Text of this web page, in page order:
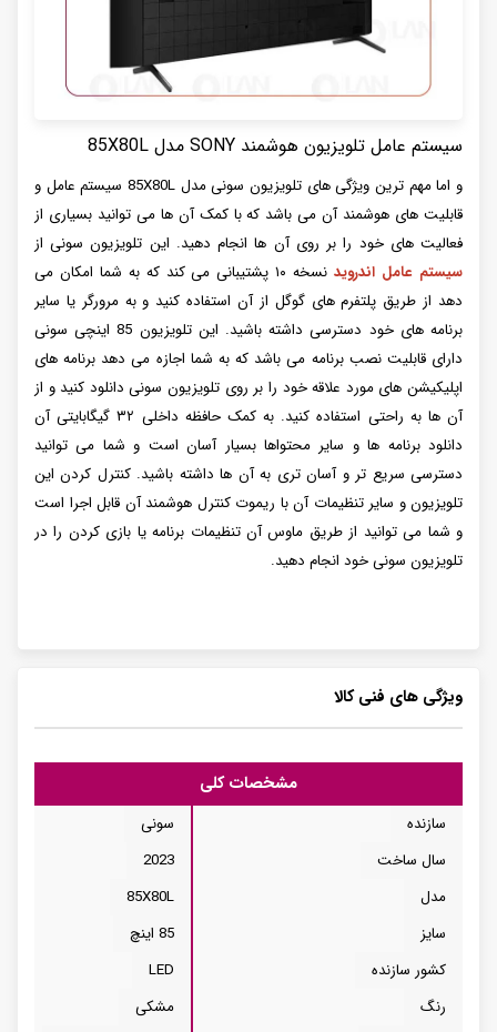
سیستم عامل تلویزیون هوشمند SONY مدل 85X80L
و اما مهم ‌ترین ویژگی‌ های تلویزیون سونی مدل 85X80L سیستم عامل و
قابلیت ‌های هوشمند آن می‌ باشد که با کمک آن ها می ‌توانید بسیاری از
فعالیت ‌های خود را بر روی آن ها انجام دهید. این تلویزیون سونی از
سیستم عامل اندروید
نسخه ۱۰ پشتیبانی می ‌کند که به شما امکان می‌
دهد از طریق پلتفرم ‌های گوگل از آن استفاده کنید و به مرورگر یا سایر
برنامه‌ های خود دسترسی داشته باشید. این تلویزیون 85 اینچی سونی
دارای قابلیت نصب برنامه می ‌باشد که به شما اجازه می ‌دهد برنامه‌ های
اپلیکیشن‌ های مورد علاقه خود را بر روی تلویزیون سونی دانلود کنید و از
آن ها به راحتی استفاده کنید. به کمک حافظه داخلی ۳۲ گیگابایتی آن
دانلود برنامه ‌ها و سایر محتواها بسیار آسان است و شما می ‌توانید
دسترسی سریع ‌تر و آسان ‌تری به آن ها داشته باشید. کنترل کردن این
تلویزیون و سایر تنظیمات آن با ریموت کنترل هوشمند آن قابل اجرا است
و شما می ‌توانید از طریق ماوس آن تنظیمات برنامه یا بازی کردن را در
تلویزیون سونی خود انجام دهید.
ویژگی های فنی کالا
مشخصات کلی
سازنده
سونی
سال ساخت
2023
مدل
85X80L
سایز
85 اینچ
کشور سازنده
LED
رنگ
مشکی